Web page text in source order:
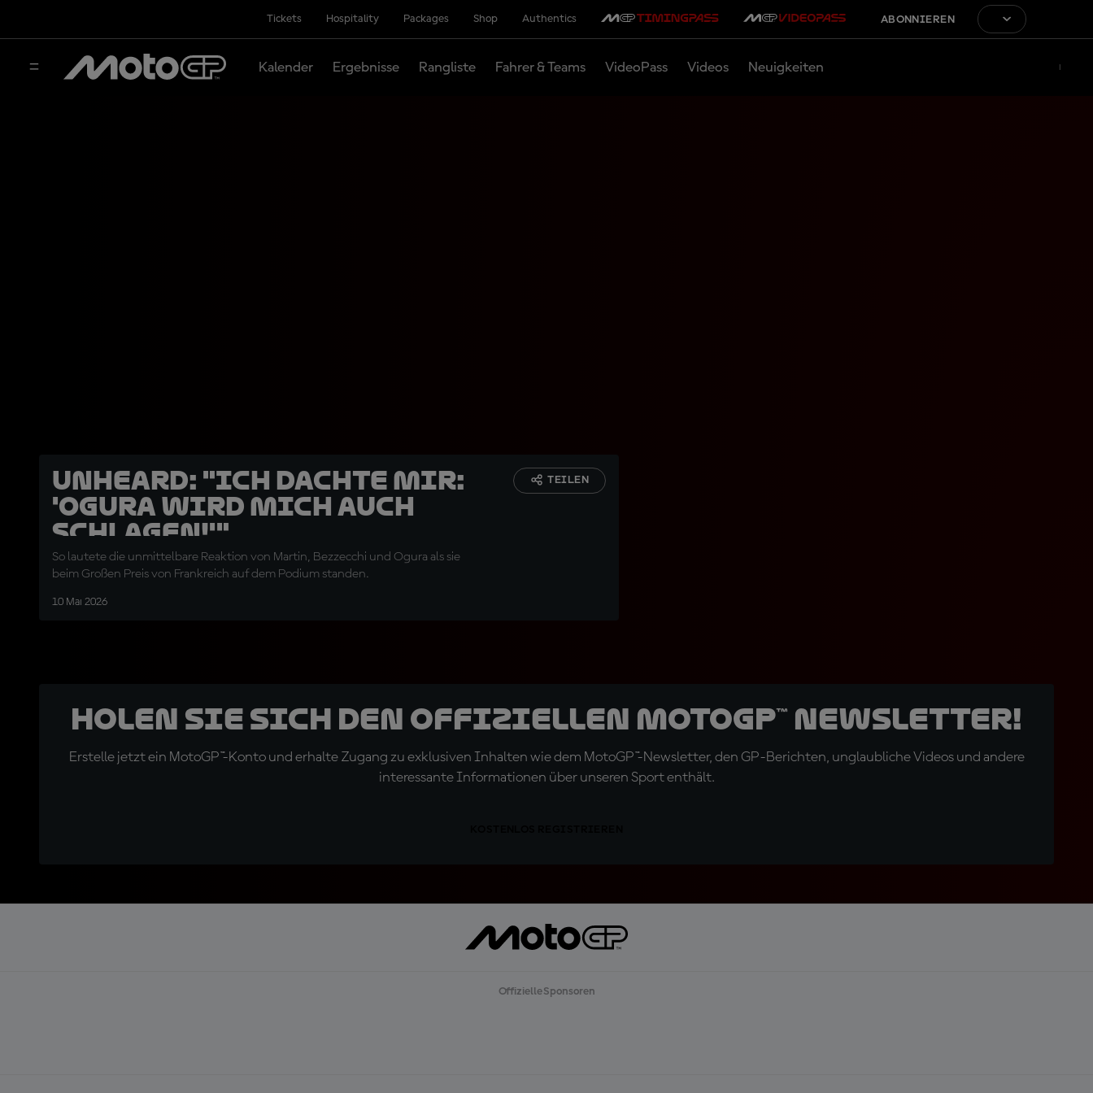
Tickets Hospitality Packages Shop Authentics ABONNIEREN
Kalender Ergebnisse Rangliste Fahrer & Teams VideoPass Videos Neuigkeiten
UNHEARD: "Ich dachte mir:
'Ogura wird mich auch
schlagen!'"
So lautete die unmittelbare Reaktion von Martin, Bezzecchi und Ogura als sie
beim Großen Preis von Frankreich auf dem Podium standen.
10 Mai 2026
TEILEN
Holen Sie sich den offiziellen MotoGP™ Newsletter!
Erstelle jetzt ein MotoGP™-Konto und erhalte Zugang zu exklusiven Inhalten wie dem MotoGP™-Newsletter, den GP-Berichten, unglaubliche Videos und andere
interessante Informationen über unseren Sport enthält.
Offizielle Sponsoren